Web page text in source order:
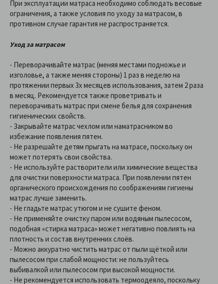
При эксплуатации матраса необходимо соблюдать весовые
ограничения, а также условия по уходу за матрасом, в
противном случае гарантия не распространяется.
Уход за матрасом
- Переворачивайте матрас (меняя местами подножье и
изголовье, а также меняя стороны) 1 раз в неделю на
протяжении первых 3х месяцев использования, затем 2 раза
в месяц. Рекомендуется также проветривать и
переворачивать матрас при смене белья для сохранения
гигиенических свойств.
- Закрывайте матрас чехлом или наматрасником во
избежание появления пятен.
- Не разрешайте детям прыгать на матрасе, поскольку он
может потерять свои свойства.
- Не используйте растворители или химические вещества
для очистки поверхности матраса. При появлении пятен
органического происхождения по соображениям гигиены
матрас лучше заменить.
- Не гладьте матрас утюгом и не сушите феном.
- Не применяйте очистку паром или водяным пылесосом,
подобная «стирка матраса» может негативно повлиять на
плотность и состав внутренних слоёв.
- Можно аккуратно чистить матрас от пыли щёткой или
пылесосом при слабой мощности: не пользуйтесь
выбивалкой или пылесосом при высокой мощности.
- Не рекомендуется использовать термоодеяло, поскольку